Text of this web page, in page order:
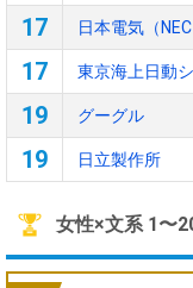
17 日本電気（NEC
17 東京海上日動
19 グーグル
19 日立製作所
女性×文系 1〜